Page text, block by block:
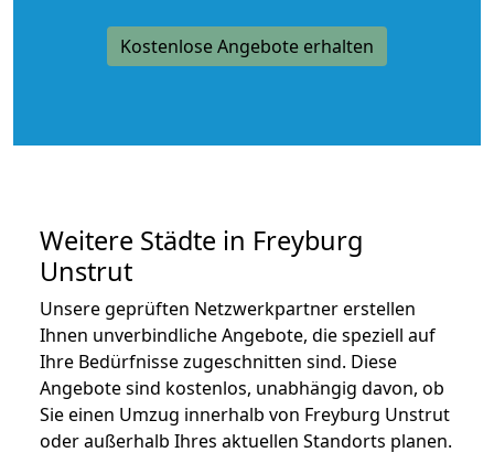
Kostenlose Angebote erhalten
Weitere Städte in Freyburg
Unstrut
Unsere geprüften Netzwerkpartner erstellen
Ihnen unverbindliche Angebote, die speziell auf
Ihre Bedürfnisse zugeschnitten sind. Diese
Angebote sind kostenlos, unabhängig davon, ob
Sie einen Umzug innerhalb von Freyburg Unstrut
oder außerhalb Ihres aktuellen Standorts planen.